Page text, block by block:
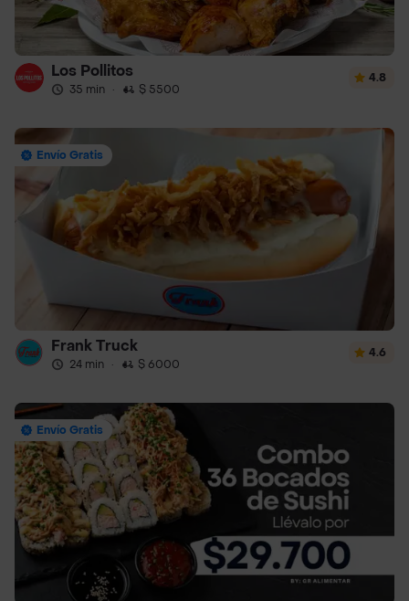
Los Pollitos
35 min · $ 5500
4.8
Envío Gratis
Frank Truck
24 min · $ 6000
4.6
Envío Gratis